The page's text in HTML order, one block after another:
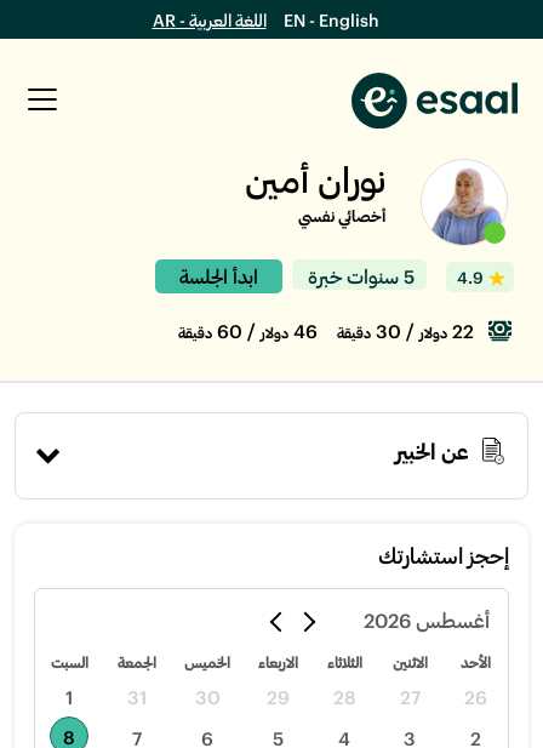
EN - English اللغة العربية - AR
نوران أمين
أخصائي نفسي
4.9 5 سنوات خبرة ابدأ الجلسة
22 دولار / 30 دقيقة دولار / 60 دقيقة
عن الخبير
إحجز استشارتك
أغسطس 2026
الأحد الاثنين الثلاثاء الاربعاء الخميس الجمعة السبت
26
27
28
29
30
31
1
2
3
4
5
6
7
8